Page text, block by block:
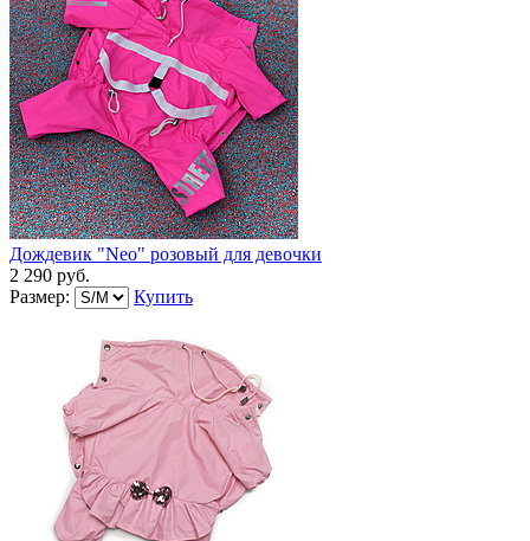
Дождевик "Neo" розовый для девочки
2 290 руб.
Размер:
Купить